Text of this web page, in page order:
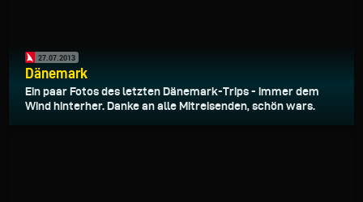
27.07.2013
Dänemark
Ein paar Fotos des letzten Dänemark-Trips - immer dem
Wind hinterher. Danke an alle Mitreisenden, schön wars.